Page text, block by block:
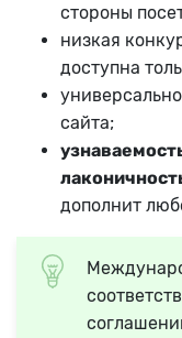
стороны
низкая
доступна
сайта;
дополнит